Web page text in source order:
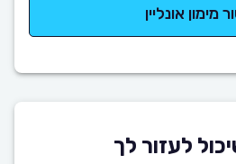
מימון אונליין
לעזור לך